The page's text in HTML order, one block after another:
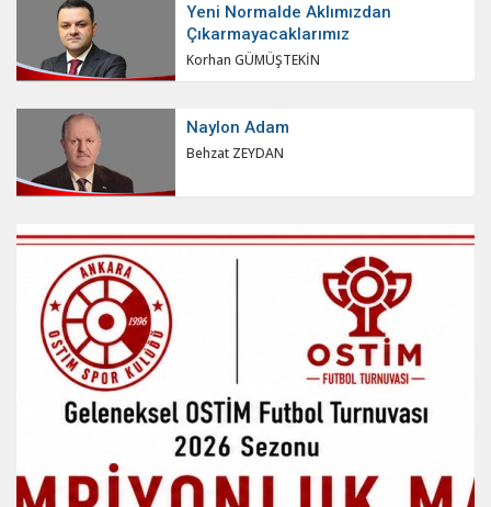
Yeni Normalde Aklımızdan
Çıkarmayacaklarımız
Korhan GÜMÜŞTEKİN
Naylon Adam
Behzat ZEYDAN